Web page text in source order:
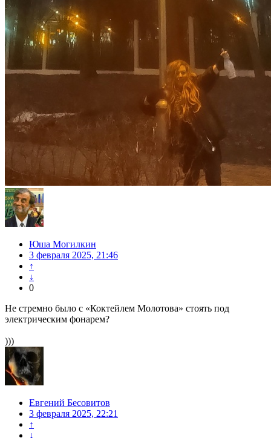
Юша Могилкин
3 февраля 2025, 21:46
↑
↓
0
Не стремно было с «Коктейлем Молотова» стоять под
электрическим фонарем?
)))
Евгений Бесовитов
3 февраля 2025, 22:21
↑
↓